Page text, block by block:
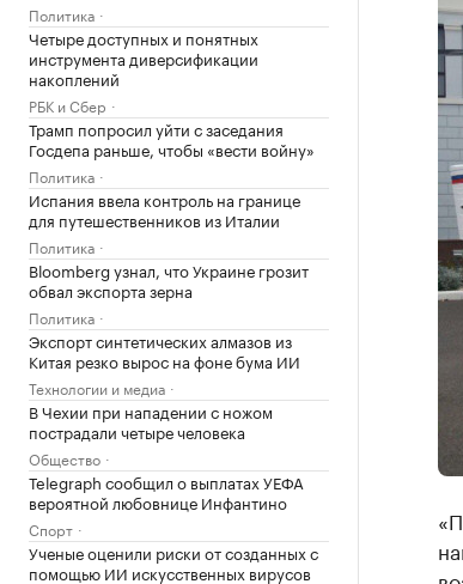
Политика
Четыре доступных и понятных
инструмента диверсификации
накоплений
РБК и Сбер
Трамп попросил уйти с заседания
Госдепа раньше, чтобы «вести войну»
Политика
Испания ввела контроль на границе
для путешественников из Италии
Политика
Bloomberg узнал, что Украине грозит
обвал экспорта зерна
Политика
Экспорт синтетических алмазов из
Китая резко вырос на фоне бума ИИ
Технологии и медиа
В Чехии при нападении с ножом
пострадали четыре человека
Общество
Telegraph сообщил о выплатах УЕФА
вероятной любовнице Инфантино
Спорт
Ученые оценили риски от созданных с
помощью ИИ искусственных вирусов